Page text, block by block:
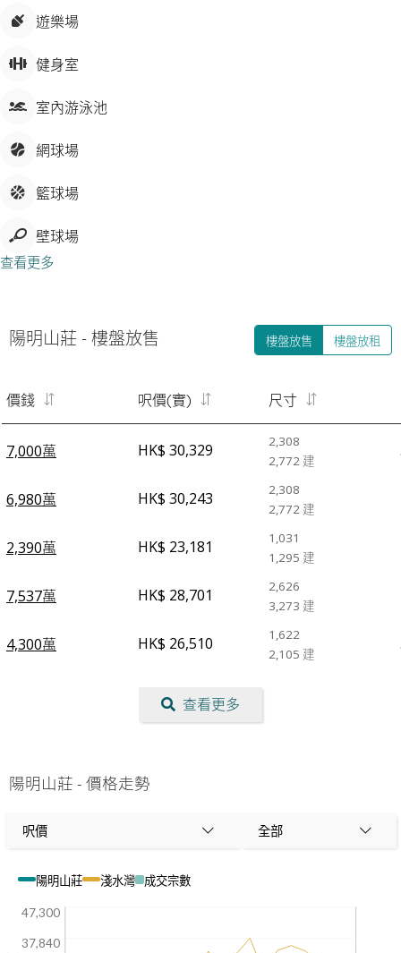
遊樂場
健身室
室內游泳池
網球場
籃球場
壁球場
查看更多
陽明山莊 - 樓盤放售 樓盤放售 樓盤放租
價錢 呎價(實) 尺寸
7,000萬 HK$ 30,329
2,308
2,772 建
6,980萬 HK$ 30,243
2,308
2,772 建
2,390萬 HK$ 23,181
1,031
1,295 建
7,537萬 HK$ 28,701
2,626
3,273 建
4,300萬 HK$ 26,510
1,622
2,105 建
查看更多
陽明山莊 - 價格走勢
呎價 全部
陽明山莊 淺水灣 成交宗數
47,300
37,840